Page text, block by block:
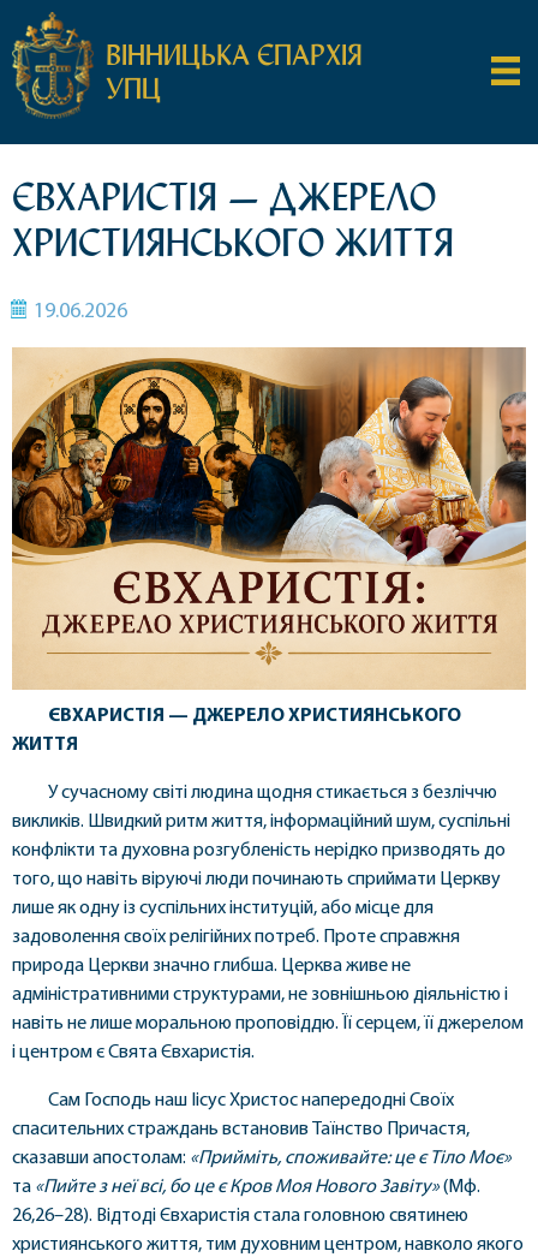
ВІННИЦЬКА ЄПАРХІЯ
УПЦ
ЄВХАРИСТІЯ — ДЖЕРЕЛО
ХРИСТИЯНСЬКОГО ЖИТТЯ
19.06.2026
ЄВХАРИСТІЯ — ДЖЕРЕЛО ХРИСТИЯНСЬКОГО
ЖИТТЯ
У сучасному світі людина щодня стикається з безліччю
викликів. Швидкий ритм життя, інформаційний шум, суспільні
конфлікти та духовна розгубленість нерідко призводять до
того, що навіть віруючі люди починають сприймати Церкву
лише як одну із суспільних інституцій, або місце для
задоволення своїх релігійних потреб. Проте справжня
природа Церкви значно глибша. Церква живе не
адміністративними структурами, не зовнішньою діяльністю і
навіть не лише моральною проповіддю. Її серцем, її джерелом
і центром є Свята Євхаристія.
Сам Господь наш Іісус Христос напередодні Своїх
спасительних страждань встановив Таїнство Причастя,
сказавши апостолам: «Прийміть, споживайте: це є Тіло Моє»
та «Пийте з неї всі, бо це є Кров Моя Нового Завіту»(Мф.
26,26–28). Відтоді Євхаристія стала головною святинею
християнського життя, тим духовним центром, навколо якого